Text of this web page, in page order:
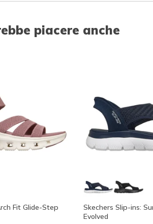
piacere anche
Fit Glide-Step
Skechers Slip-ins:
Evolved